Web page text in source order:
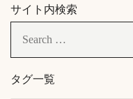
サイト内検索
タグ一覧